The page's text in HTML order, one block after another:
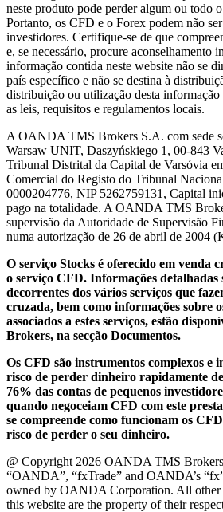
neste produto pode perder algum ou todo
Portanto, os CFD e o Forex podem não
investidores. Certifique-se de que
e, se necessário, procure aconselhamento
informação contida neste website não se
país específico e não se destina à
distribuição ou utilização desta
as leis, requisitos e regulamentos locais.
A OANDA TMS Brokers S.A. com sede
Warsaw UNIT, Daszyńskiego 1, 00-843
Tribunal Distrital da Capital de Varsóvia
Comercial do Registo do Tribunal
0000204776, NIP 5262759131, Capital
pago na totalidade. A OANDA TMS
supervisão da Autoridade de Supervisão
numa autorização de 26 de abril de 2004
O serviço Stocks é oferecido em venda
o serviço CFD. Informações detalhadas
decorrentes dos vários serviços que
cruzada, bem como informações sobre
associados a estes serviços, estão
Brokers, na secção Documentos.
Os CFD são instrumentos complexos e
risco de perder dinheiro rapidamente
76% das contas de pequenos
quando negoceiam CFD com este
se compreende como funcionam os
risco de perder o seu dinheiro.
@ Copyright 2026 OANDA TMS
“OANDA”, “fxTrade” and OANDA’s
owned by OANDA Corporation. All other
this website are the property of their